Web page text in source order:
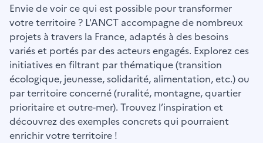
Envie de voir ce qui est possible pour transformer
votre territoire ? L'ANCT accompagne de nombreux
projets à travers la France, adaptés à des besoins
variés et portés par des acteurs engagés. Explorez ces
initiatives en filtrant par thématique (transition
écologique, jeunesse, solidarité, alimentation, etc.) ou
par territoire concerné (ruralité, montagne, quartier
prioritaire et outre-mer). Trouvez l’inspiration et
découvrez des exemples concrets qui pourraient
enrichir votre territoire !